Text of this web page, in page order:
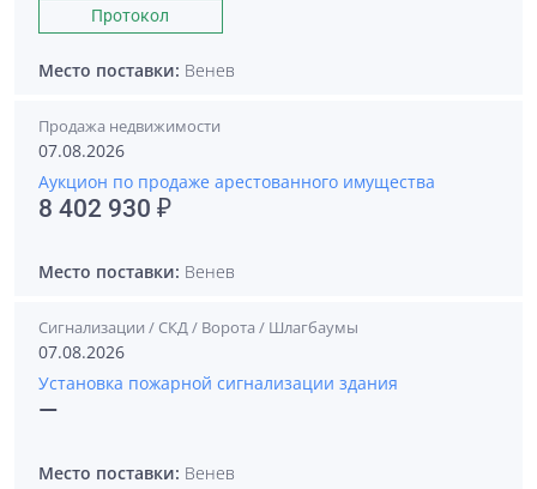
Протокол
Место поставки: Венев
Продажа недвижимости
07.08.2026
Аукцион по продаже арестованного имущества
8 402 930 ₽
Место поставки: Венев
Сигнализации / СКД / Ворота / Шлагбаумы
07.08.2026
Установка пожарной сигнализации здания
—
Место поставки: Венев